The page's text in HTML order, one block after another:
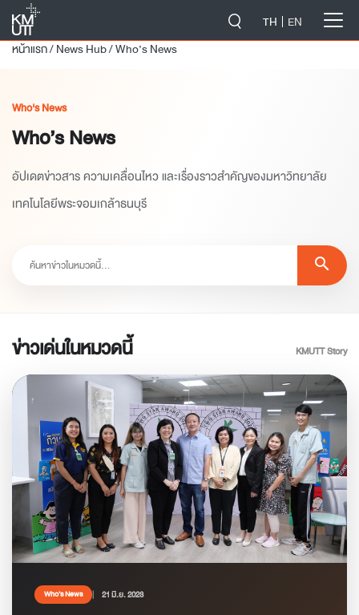
TH
EN
หน้าแรก/News Hub/Who’s News
Who's News
Who’s News
อัปเดตข่าวสาร ความเคลื่อนไหว และเรื่องราวสำคัญของมหาวิทยาลัย
เทคโนโลยีพระจอมเกล้าธนบุรี
search
ข่าวเด่นในหมวดนี้ KMUTT Story
Who’s News 21 มิ.ย. 2023